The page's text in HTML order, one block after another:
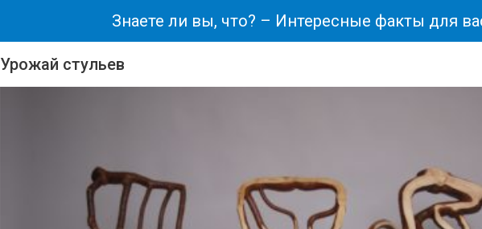
Знаете ли вы, что? – Интересные факты для
Урожай стульев